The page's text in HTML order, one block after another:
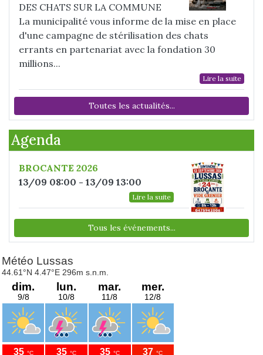
DES CHATS SUR LA COMMUNE
La municipalité vous informe de la mise en place
d'une campagne de stérilisation des chats
errants en partenariat avec la fondation 30
millions...
Lire la suite
Toutes les actualités...
Agenda
BROCANTE 2026
13/09 08:00 - 13/09 13:00
Lire la suite
Tous les événements...